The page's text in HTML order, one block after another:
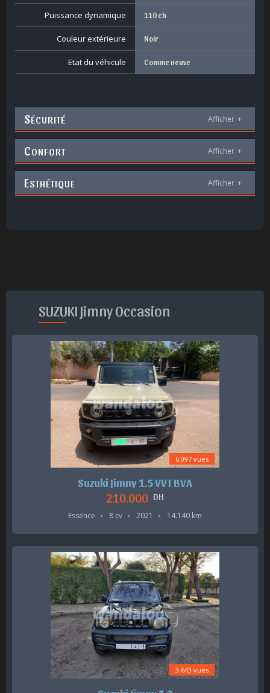
Puissance dynamique 110 ch
Couleur extérieure Noir
Etat du véhicule Comme neuve
SÉCURITÉ Afficher +
CONFORT Afficher +
ESTHÉTIQUE Afficher +
SUZUKI Jimny Occasion
6.097 vues
Suzuki Jimny 1.5 VVT BVA
210.000 DH
Essence 8 cv 2021 14.140 km
3.643 vues